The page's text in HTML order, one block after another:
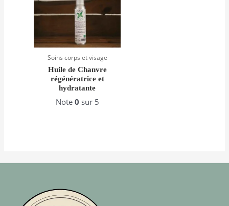
Soins corps et visage
Huile de Chanvre
régénératrice et
hydratante
Note 0 sur 5